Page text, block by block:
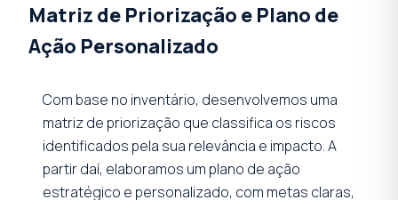
Matriz de Priorização e Plano de
Ação Personalizado
Com base no inventário, desenvolvemos uma
matriz de priorização que classifica os riscos
identificados pela sua relevância e impacto. A
partir daí, elaboramos um plano de ação
estratégico e personalizado, com metas claras,